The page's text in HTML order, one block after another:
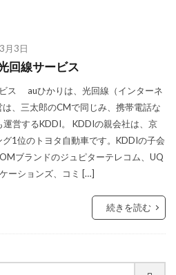
月3日
回線サービス
ス auひかりは、光回線（インターネ
、三太郎のCMで同じみ、携帯電話な
運営するKDDI。 KDDIの親会社は、京
1位のトヨタ自動車です。KDDIの子会
ブランドのジュピターテレコム、UQ
ーションズ、コミ […]
続きを読む